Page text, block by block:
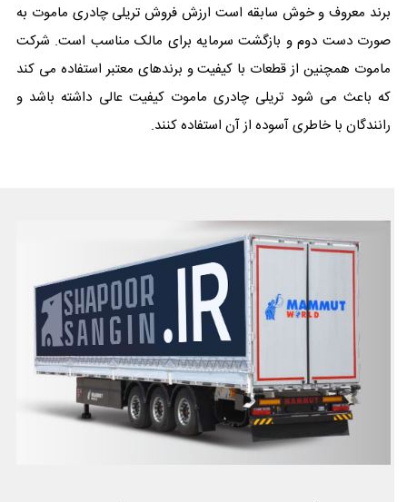
برند معروف و خوش سابقه است ارزش فروش تریلی چادری ماموت به
صورت دست دوم و بازگشت سرمایه برای مالک مناسب است. شرکت
ماموت همچنین از قطعات با کیفیت و برندهای معتبر استفاده می کند
که باعث می شود تریلی چادری ماموت کیفیت عالی داشته باشد و
رانندگان با خاطری آسوده از آن استفاده کنند.